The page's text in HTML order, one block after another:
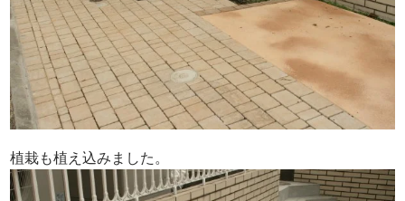
植栽も植え込みました。